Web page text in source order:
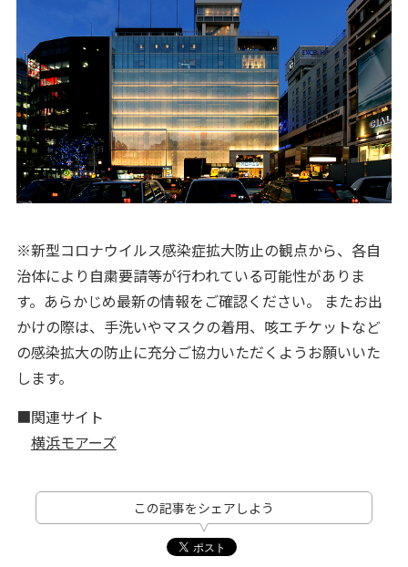
※新型コロナウイルス感染症拡大防止の観点から、各自
治体により自粛要請等が行われている可能性がありま
す。あらかじめ最新の情報をご確認ください。 またお出
かけの際は、手洗いやマスクの着用、咳エチケットなど
の感染拡大の防止に充分ご協力いただくようお願いいた
します。
■関連サイト
横浜モアーズ
この記事をシェアしよう